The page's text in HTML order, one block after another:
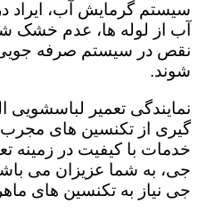
سیستم گرمایش آب،
آب از لوله ها، عدم خشک
نقص در سیستم صرفه
شوند.
نمایندگی تعمیر لباسشویی
گیری از تکنسین های مجرب
خدمات با کیفیت در زمینه
جی، به شما عزیزان می
جی نیاز به تکنسین های